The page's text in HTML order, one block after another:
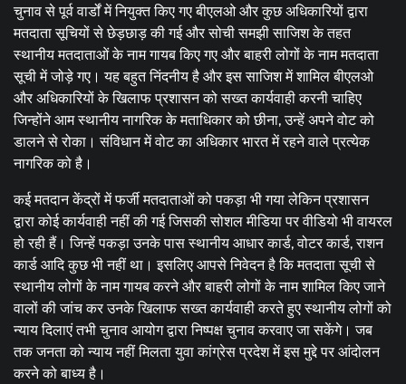
चुनाव से पूर्व वार्डों में नियुक्त किए गए बीएलओ और कुछ अधिकारियों द्वारा
मतदाता सूचियों से छेड़छाड़ की गई और सोची समझी साजिश के तहत
स्थानीय मतदाताओं के नाम गायब किए गए और बाहरी लोगों के नाम मतदाता
सूची में जोड़े गए। यह बहुत निंदनीय है और इस साजिश में शामिल बीएलओ
और अधिकारियों के खिलाफ प्रशासन को सख्त कार्यवाही करनी चाहिए
जिन्होंने आम स्थानीय नागरिक के मताधिकार को छीना, उन्हें अपने वोट को
डालने से रोका। संविधान में वोट का अधिकार भारत में रहने वाले प्रत्येक
नागरिक को है।
कई मतदान केंद्रों में फर्जी मतदाताओं को पकड़ा भी गया लेकिन प्रशासन
द्वारा कोई कार्यवाही नहीं की गई जिसकी सोशल मीडिया पर वीडियो भी वायरल
हो रही हैं। जिन्हें पकड़ा उनके पास स्थानीय आधार कार्ड, वोटर कार्ड, राशन
कार्ड आदि कुछ भी नहीं था। इसलिए आपसे निवेदन है कि मतदाता सूची से
स्थानीय लोगों के नाम गायब करने और बाहरी लोगों के नाम शामिल किए जाने
वालों की जांच कर उनके खिलाफ सख्त कार्यवाही करते हुए स्थानीय लोगों को
न्याय दिलाएं तभी चुनाव आयोग द्वारा निष्पक्ष चुनाव करवाए जा सकेंगे। जब
तक जनता को न्याय नहीं मिलता युवा कांग्रेस प्रदेश में इस मुद्दे पर आंदोलन
करने को बाध्य है।